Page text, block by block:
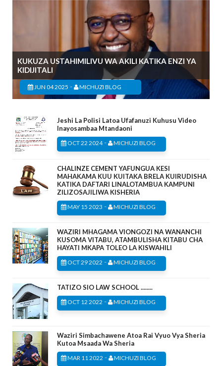
KUKUZA USTAHIMILIVU WA AKILI KATIKA ENZI YA
KIDIJITALI
JUN 04 2025 - MICHUZI BLOG
Jeshi La Polisi Latoa Ufafanuzi Kuhusu Video
Inayosambaa Mtandaoni
OCT 22 2024- MICHUZI BLOG
CHALINZE CEMENT YAFUNGUA KESI
MAHAKAMA KUU KUITAKA BRELA KUIRUDISHA
KATIKA DAFTARI LINALOTAMBUA KAMPUNI
ZILIZOSAJILIWA KISHERIA
MAY 15 2023 - MICHUZI BLOG
WAZIRI MHAGAMA VIONGOZI NA WANANCHI
KUSOMA VITABU, ATAMBULISHA KITABU CHA
HAYATI MKAPA TOLEO LA KISWAHILI
OCT 29 2022 - MICHUZI BLOG
TATIZO SIO LAW SCHOOL ........
OCT 12 2022 - MICHUZI BLOG
Waziri Simbachawene Atoa Rai Vyuo Vya Sheria
Kutoa Msaada Wa Sheria
MAR 11 2022 - MICHUZI BLOG